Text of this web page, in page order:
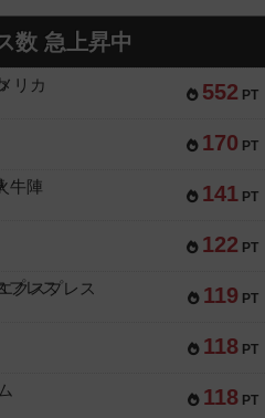
数 急上昇中
552 PT
リカ
170 PT
141 PT
牛陣
122 PT
119 PT
クスプレス
118 PT
118 PT